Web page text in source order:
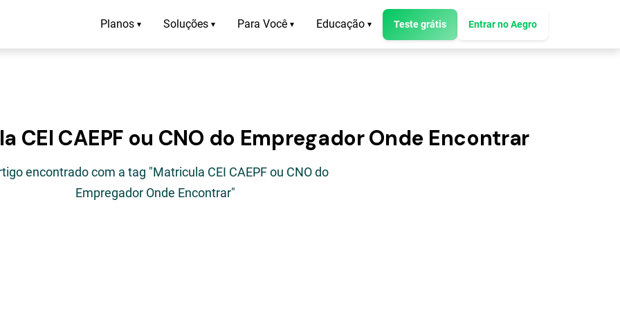
Planos ▾ Soluções ▾ Para Você ▾ Educação ▾ Teste grátis Entrar no Aegro
CEI CAEPF ou CNO do Empregador Onde Encontrar
encontrado com a tag "Matricula CEI CAEPF ou CNO do
Empregador Onde Encontrar"